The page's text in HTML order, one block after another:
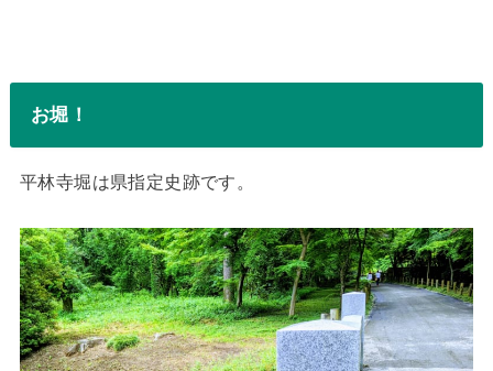
お堀！
平林寺堀は県指定史跡です。